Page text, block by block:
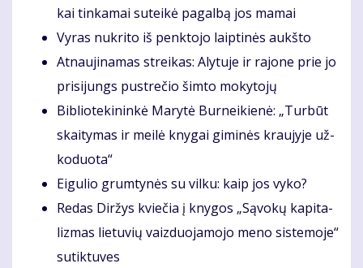
kai tin­ka­mai su­tei­kė pa­gal­bą jos ma­mai
Vy­ras nu­kri­to iš penk­to­jo laip­ti­nės aukš­to
At­nau­ji­na­mas strei­kas: Aly­tu­je ir ra­jo­ne prie jo
pri­si­jungs pus­tre­čio šim­to mo­ky­to­jų
Bib­lio­te­ki­nin­kė Ma­ry­tė Bur­nei­kie­nė: „Tur­būt
skai­ty­mas ir mei­lė kny­gai gi­mi­nės krau­jy­je už­
ko­duo­ta“
Ei­gu­lio grum­ty­nės su vil­ku: kaip jos vy­ko?
Re­das Dir­žys kvie­čia į kny­gos „Są­vo­kų ka­pi­ta­
liz­mas lie­tu­vių vaiz­duo­ja­mo­jo me­no sis­te­mo­je“
su­tik­tu­ves